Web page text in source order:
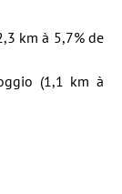
km à 5,7% de
(1,1 km à